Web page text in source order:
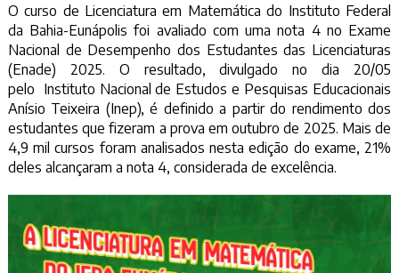
O curso de Licenciatura em Matemática do Instituto Federal
da Bahia-Eunápolis foi avaliado com uma nota 4 no Exame
Nacional de Desempenho dos Estudantes das Licenciaturas
(Enade) 2025. O resultado, divulgado no dia 20/05
pelo Instituto Nacional de Estudos e Pesquisas Educacionais
Anísio Teixeira (Inep), é definido a partir do rendimento dos
estudantes que fizeram a prova em outubro de 2025. Mais de
4,9 mil cursos foram analisados nesta edição do exame, 21%
deles alcançaram a nota 4, considerada de excelência.